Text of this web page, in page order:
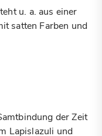
u. a. aus einer
satten Farben und
der Zeit
Lapislazuli und